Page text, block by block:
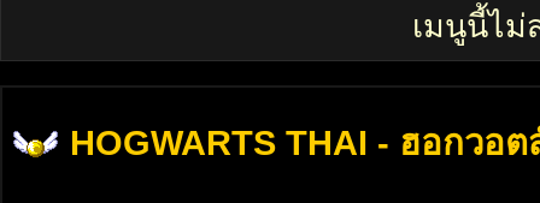
เมนูนี้ไม่
HOGWARTS THAI - ฮอกวอต